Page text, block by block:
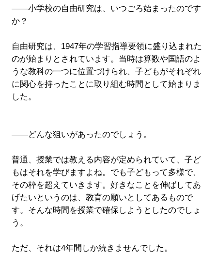
――小学校の自由研究は、いつごろ始まったのです
か？
自由研究は、1947年の学習指導要領に盛り込まれた
のが始まりとされています。当時は算数や国語のよ
うな教科の一つに位置づけられ、子どもがそれぞれ
に関心を持ったことに取り組む時間として始まりま
した。
――どんな狙いがあったのでしょう。
普通、授業では教える内容が定められていて、子ど
もはそれを学びますよね。でも子どもって多様で、
その枠を超えていきます。好きなことを伸ばしてあ
げたいというのは、教育の願いとしてあるもので
す。そんな時間を授業で確保しようとしたのでしょ
う。
ただ、それは4年間しか続きませんでした。